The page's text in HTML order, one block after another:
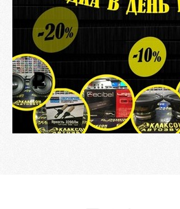
i